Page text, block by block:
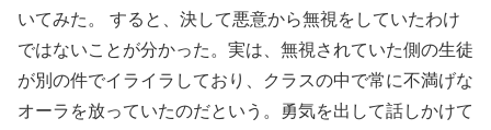
いてみた。 すると、決して悪意から無視をしていたわけ
ではないことが分かった。実は、無視されていた側の生徒
が別の件でイライラしており、クラスの中で常に不満げな
オーラを放っていたのだという。勇気を出して話しかけて